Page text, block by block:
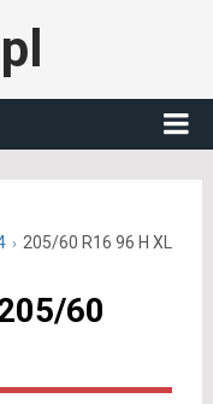
205/60 R16 96 H XL
60